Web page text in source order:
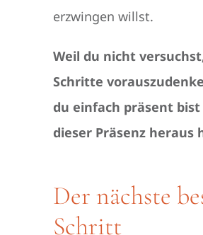
erzwingen willst.
Weil du nicht
Schritte
du einfach präsent
dieser Präsenz heraus
Der nächste
Schritt